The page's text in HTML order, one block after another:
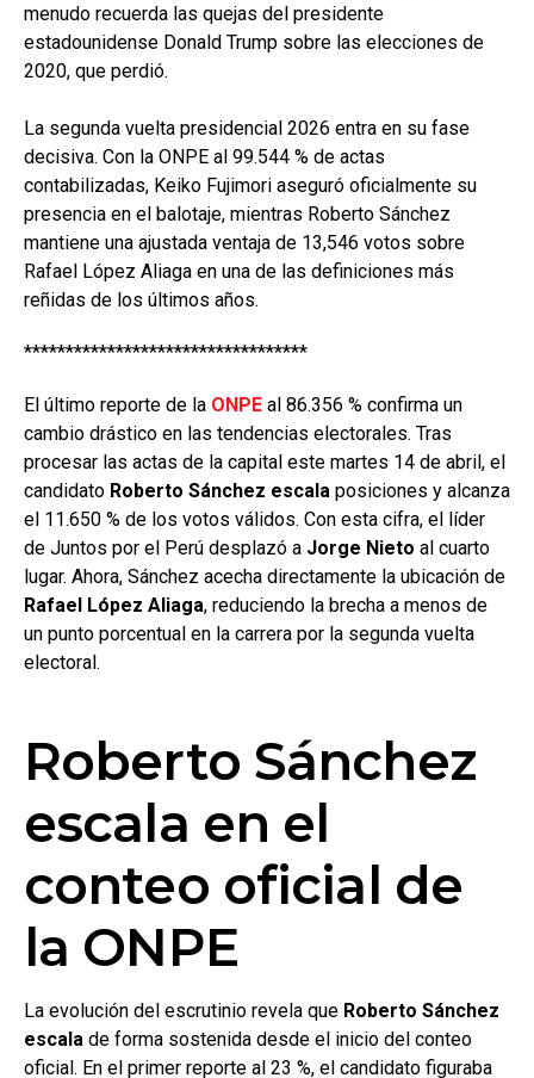
menudo recuerda las quejas del presidente
estadounidense Donald Trump sobre las elecciones de
2020, que perdió.
La segunda vuelta presidencial 2026 entra en su fase
decisiva. Con la ONPE al 99.544 % de actas
contabilizadas, Keiko Fujimori aseguró oficialmente su
presencia en el balotaje, mientras Roberto Sánchez
mantiene una ajustada ventaja de 13,546 votos sobre
Rafael López Aliaga en una de las definiciones más
reñidas de los últimos años.
**********************************
El último reporte de la ONPE al 86.356 % confirma un
cambio drástico en las tendencias electorales. Tras
procesar las actas de la capital este martes 14 de abril, el
candidato Roberto Sánchez escala posiciones y alcanza
el 11.650 % de los votos válidos. Con esta cifra, el líder
de Juntos por el Perú desplazó a Jorge Nieto al cuarto
lugar. Ahora, Sánchez acecha directamente la ubicación de
Rafael López Aliaga, reduciendo la brecha a menos de
un punto porcentual en la carrera por la segunda vuelta
electoral.
Roberto Sánchez
escala en el
conteo oficial de
la ONPE
La evolución del escrutinio revela que Roberto Sánchez
escala de forma sostenida desde el inicio del conteo
oficial. En el primer reporte al 23 %, el candidato figuraba